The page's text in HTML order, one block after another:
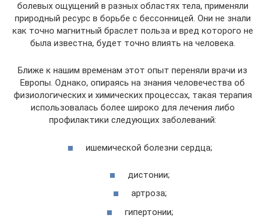
болевых ощущений в разных областях тела, применяли
природный ресурс в борьбе с бессонницей. Они не знали
как точно магнитный браслет польза и вред которого не
была известна, будет точно влиять на человека.
Ближе к нашим временам этот опыт переняли врачи из
Европы. Однако, опираясь на знания человечества об
физиологических и химических процессах, такая терапия
использовалась более широко для лечения либо
профилактики следующих заболеваний:
ишемической болезни сердца;
дистонии;
артроза;
гипертонии;